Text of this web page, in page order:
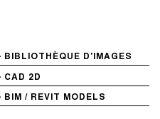
BIBLIOTHÈQUE D'IMAGES
CAD 2D
BIM / REVIT MODELS